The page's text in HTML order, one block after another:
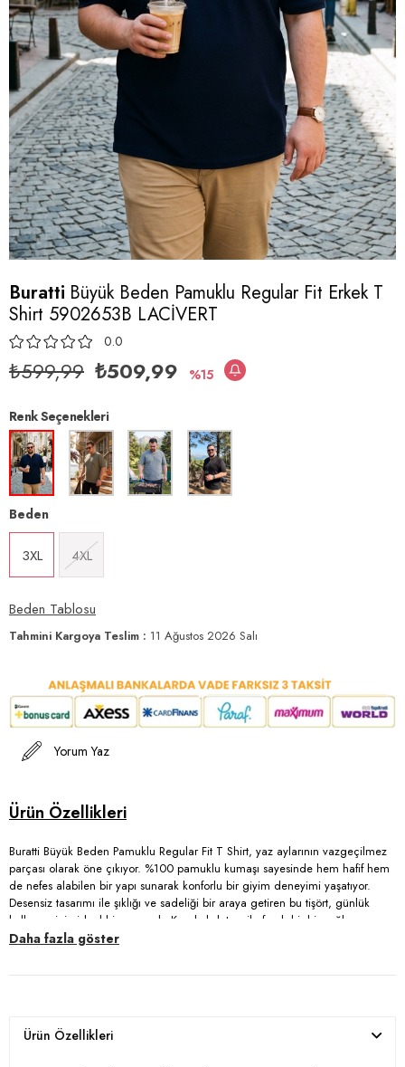
Buratti Büyük Beden Pamuklu Regular Fit Erkek T
Shirt 5902653B LACİVERT
0.0
₺599,99 ₺509,99 15
Renk Seçenekleri
Beden
3XL 4XL
Beden Tablosu
Tahmini Kargoya Teslim : 11 Ağustos 2026 Salı
Yorum Yaz
Buratti Büyük Beden Pamuklu Regular Fit T Shirt, yaz aylarının vazgeçilmez
parçası olarak öne çıkıyor. %100 pamuklu kumaşı sayesinde hem hafif hem
de nefes alabilen bir yapı sunarak konforlu bir giyim deneyimi yaşatıyor.
Desensiz tasarımı ile şıklığı ve sadeliği bir araya getiren bu tişört, günlük
kullanım için ideal bir seçenek. Kısa kol detayı ile ferah bir his sağlayan
Buratti t-shirt, regular fit kalıbı sayesinde vücut hatlarını zarif bir şekilde
yürüyüş yaparken, bu şık ve rahat tişört, tarzınızı yansıtırken sizi de mutlu
Daha fazla göster
Ürün Özellikleri